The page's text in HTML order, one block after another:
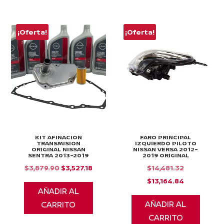
¡Oferta!
KIT AFINACION
TRANSMISION
ORIGINAL NISSAN
SENTRA 2013-2019
$3,879.90 El
precio
original
era:
$3,527.18El
precio
AÑADIR AL
CARRITO
¡Oferta!
FARO PRINCIPAL
IZQUIERDO PILOTO
NISSAN VERSA 2012-
2019 ORIGINAL
$14,481.32El
original
era:
$13,164.84
precio
actual
AÑADIR AL
CARRITO